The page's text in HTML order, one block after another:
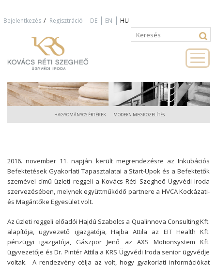
Bejelentkezés / Regisztráció DE EN HU
Keresés
Keresés
HAGYOMÁNYOS ÉRTÉKEK MODERN MEGKÖZELÍTÉS
2016. november 11. napján került megrendezésre az Inkubációs
Befektetések Gyakorlati Tapasztalatai a Start-Upok és a Befektetők
szemével című üzleti reggeli a Kovács Réti Szegheő Ügyvédi Iroda
szervezésében, melynek együttműködő partnere a HVCA Kockázati-
és Magántőke Egyesület volt.
Az üzleti reggeli előadói Hajdú Szabolcs a Qualinnova Consulting Kft.
alapítója, ügyvezető igazgatója, Hajba Attila az EIT Health Kft.
pénzügyi igazgatója, Gászpor Jenő az AXS Motionsystem Kft.
ügyvezetője és Dr. Pintér Attila a KRS Ügyvédi Iroda senior ügyvédje
voltak. A rendezvény célja az volt, hogy gyakorlati információkat